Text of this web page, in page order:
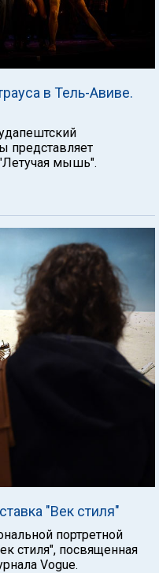
в Тель-Авиве.
представляет
мышь".
"Век стиля"
портретной
стиля", посвященная
Vogue.